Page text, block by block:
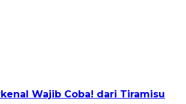
Wajib Coba! dari Tiramisu